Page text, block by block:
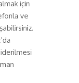
için
ve